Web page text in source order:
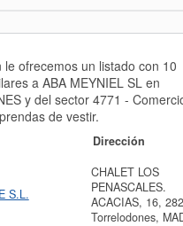
le ofrecemos un listado con 10
a ABA MEYNIEL SL en
y del sector 4771 -
de vestir.
Dirección
S.L.
CHALET LOS
PENASCALES.
ACACIAS, 16,
Torrelodones,